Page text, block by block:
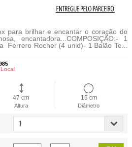
para brilhar e encantar o coração do
encantadora...COMPOSIÇÃO:- 1
Ferrero Rocher (4 unid)- 1 Balão Te...
47 cm
Altura
15 cm
Diâmetro